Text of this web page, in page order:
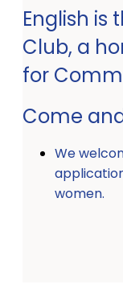
English is
Club, a
for
Come
We
women.